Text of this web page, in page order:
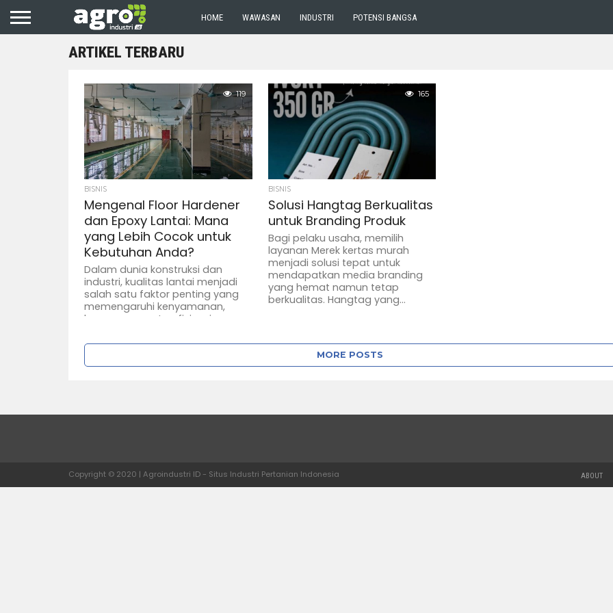
HOME WAWASAN INDUSTRI POTENSI BANGSA
ARTIKEL TERBARU
119
BISNIS
Mengenal Floor Hardener
dan Epoxy Lantai: Mana
yang Lebih Cocok untuk
Kebutuhan Anda?
Dalam dunia konstruksi dan
industri, kualitas lantai menjadi
salah satu faktor penting yang
memengaruhi kenyamanan,
keamanan, serta efisiensi
165
BISNIS
Solusi Hangtag Berkualitas
untuk Branding Produk
Bagi pelaku usaha, memilih
layanan Merek kertas murah
menjadi solusi tepat untuk
mendapatkan media branding
yang hemat namun tetap
berkualitas. Hangtag yang...
MORE POSTS
ABOUT
Copyright © 2020 | Agroindustri ID - Situs Industri Pertanian Indonesia